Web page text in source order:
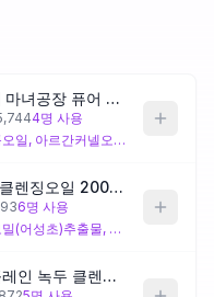
[5년연속1위/블랙헤드OUT] 마녀공장 퓨어 클렌징 오일 200ml 리필기획 (+리필 200ml+캡슐형 2mlx3)
4명 사용
[다식물성 멀티오일 클렌징] 돌콩오일, 아르간커넬오일, 달맞이꽃오일 등 다종의 식물성 오일이 배합되어 세안 후 피부에 영양감을 더하는 설계로, 라로슈포제 선크림 잔여물을 제거하면서 건성~일반 피부에 잘 맞습니다. 다만 리모넨·리날룰 등 향 유발 성분이 포함되어 있어 향 성분에 민감하거나 피부 장벽이 약한 경우 주의가 필요해요.
아누아 어성초 포어 컨트롤 클렌징오일 200ml 2입
6명 사용
[포어케어 집중 클렌징오일] 약모밀(어성초)추출물, 인도멀구슬나무(님) 성분군, 홀리바질잎추출물 등 피지·모공 관리에 초점을 맞춘 고유 성분 구성으로, 선크림 제거와 함께 모공을 클리어하게 관리하고 싶은 지성·복합성 피부에 맞게 설계되어 있습니다. 보습감보다 깔끔한 세안감에 무게를 둔 포뮬러이므로 건성 피부는 세안 후 당김을 느낄 수 있어요.
[블랙헤드쏙/리필기획] 비플레인 녹두 클렌징오일 200ml 기획 (+200ml 리필)